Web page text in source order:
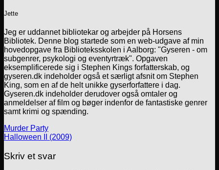
Jette
Jeg er uddannet bibliotekar og arbejder på Horsens
Bibliotek. Denne blog startede som en web-udgave af min
hovedopgave fra Biblioteksskolen i Aalborg: "Gyseren - om
subgenrer, psykologi og eventyrtræk". Opgaven
eksemplificerede sig i Stephen Kings forfatterskab, og
gyseren.dk indeholder også et særligt afsnit om Stephen
King, som en af de helt unikke gyserforfattere i dag.
Gyseren.dk indeholder derudover også omtaler og
anmeldelser af film og bøger indenfor de fantastiske genrer
samt krimi og spænding.
Murder Party
Halloween II (2009)
Skriv et svar